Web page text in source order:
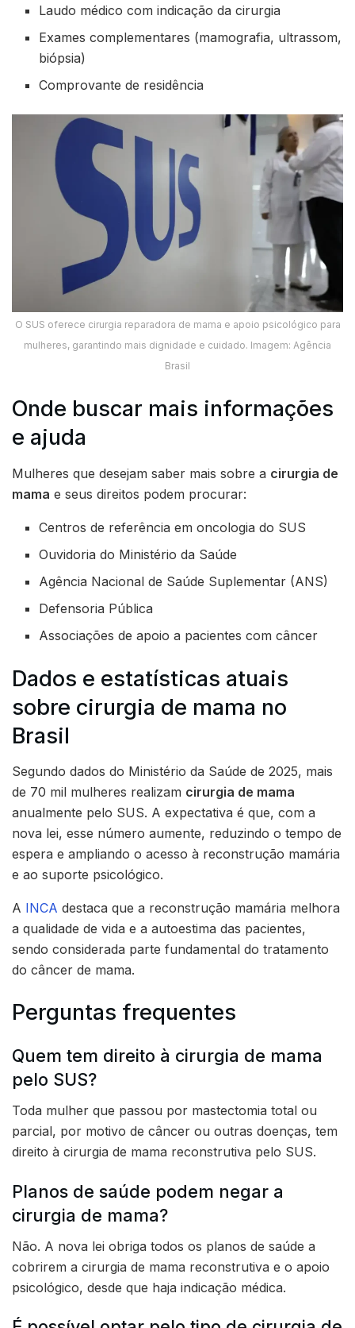
Laudo médico com indicação da cirurgia
Exames complementares (mamografia, ultrassom,
biópsia)
Comprovante de residência
O SUS oferece cirurgia reparadora de mama e apoio psicológico para
mulheres, garantindo mais dignidade e cuidado. Imagem: Agência
Brasil
Onde buscar mais informações
e ajuda
Mulheres que desejam saber mais sobre a cirurgia de
mama e seus direitos podem procurar:
Centros de referência em oncologia do SUS
Ouvidoria do Ministério da Saúde
Agência Nacional de Saúde Suplementar (ANS)
Defensoria Pública
Associações de apoio a pacientes com câncer
Dados e estatísticas atuais
sobre cirurgia de mama no
Brasil
Segundo dados do Ministério da Saúde de 2025, mais
de 70 mil mulheres realizam cirurgia de mama
anualmente pelo SUS. A expectativa é que, com a
nova lei, esse número aumente, reduzindo o tempo de
espera e ampliando o acesso à reconstrução mamária
e ao suporte psicológico.
A INCA destaca que a reconstrução mamária melhora
a qualidade de vida e a autoestima das pacientes,
sendo considerada parte fundamental do tratamento
do câncer de mama.
Perguntas frequentes
Quem tem direito à cirurgia de mama
pelo SUS?
Toda mulher que passou por mastectomia total ou
parcial, por motivo de câncer ou outras doenças, tem
direito à cirurgia de mama reconstrutiva pelo SUS.
Planos de saúde podem negar a
cirurgia de mama?
Não. A nova lei obriga todos os planos de saúde a
cobrirem a cirurgia de mama reconstrutiva e o apoio
psicológico, desde que haja indicação médica.